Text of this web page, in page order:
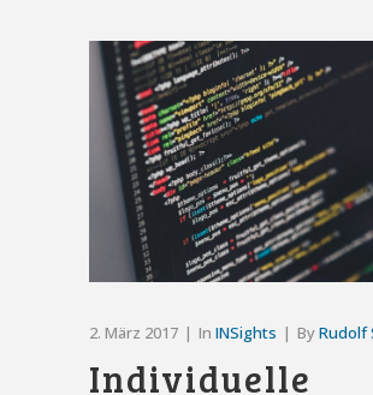
2. März 2017 In INSights ByRudolf
Individuelle